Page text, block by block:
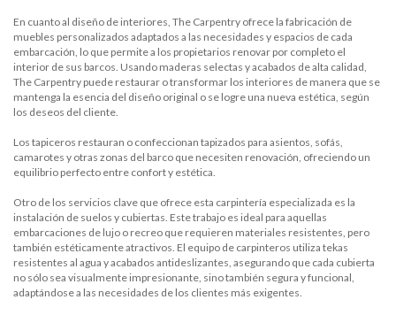
En cuanto al diseño de interiores, The Carpentry ofrece la fabricación de
muebles personalizados adaptados a las necesidades y espacios de cada
embarcación, lo que permite a los propietarios renovar por completo el
interior de sus barcos. Usando maderas selectas y acabados de alta calidad,
The Carpentry puede restaurar o transformar los interiores de manera que se
mantenga la esencia del diseño original o se logre una nueva estética, según
los deseos del cliente.
Los tapiceros restauran o confeccionan tapizados para asientos, sofás,
camarotes y otras zonas del barco que necesiten renovación, ofreciendo un
equilibrio perfecto entre confort y estética.
Otro de los servicios clave que ofrece esta carpintería especializada es la
instalación de suelos y cubiertas. Este trabajo es ideal para aquellas
embarcaciones de lujo o recreo que requieren materiales resistentes, pero
también estéticamente atractivos. El equipo de carpinteros utiliza tekas
resistentes al agua y acabados antideslizantes, asegurando que cada cubierta
no sólo sea visualmente impresionante, sino también segura y funcional,
adaptándose a las necesidades de los clientes más exigentes.